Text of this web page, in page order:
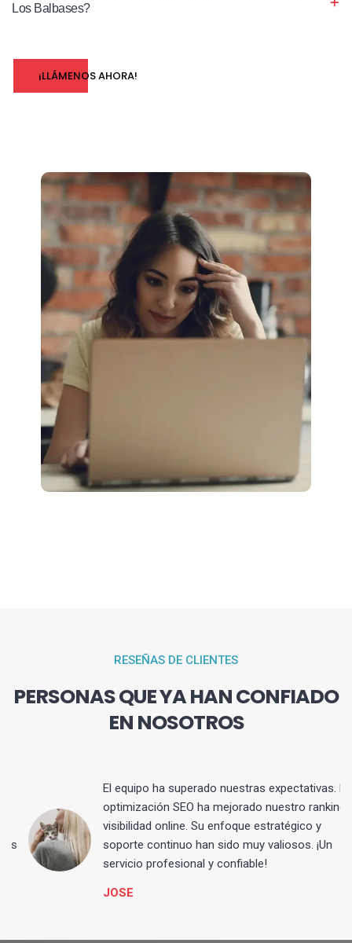
Los Balbases?
¡LLÁMENOS AHORA!
RESEÑAS DE CLIENTES
PERSONAS QUE YA HAN CONFIADO
EN NOSOTROS
El equipo ha superado nuestras expectativas. La
optimización SEO ha mejorado nuestro ranking y
visibilidad online. Su enfoque estratégico y
soporte continuo han sido muy valiosos. ¡Un
servicio profesional y confiable!
JOSE